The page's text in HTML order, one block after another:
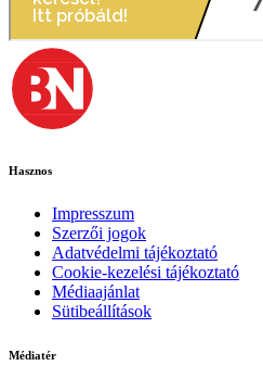
Hasznos
Impresszum
Szerzői jogok
Adatvédelmi tájékoztató
Cookie-kezelési tájékoztató
Médiaajánlat
Sütibeállítások
Médiatér